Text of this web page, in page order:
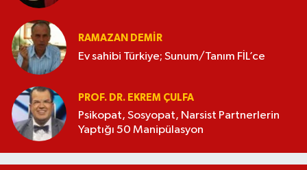
RAMAZAN DEMİR
Ev sahibi Türkiye; Sunum/Tanım FİL’ce
PROF. DR. EKREM ÇULFA
Psikopat, Sosyopat, Narsist Partnerlerin
Yaptığı 50 Manipülasyon